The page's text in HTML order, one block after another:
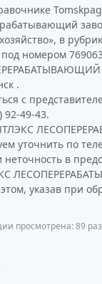
в
номером
.
с
92-49-43.
уточнить по
неточность в
указав при
просмотрена: 89 раз